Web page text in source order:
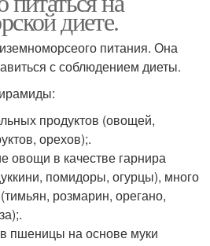
диете.
питания. Она
с соблюдением диеты.
продуктов (овощей,
орехов);.
овощи в качестве гарнира
помидоры, огурцы), много
розмарин, орегано,
пшеницы на основе муки